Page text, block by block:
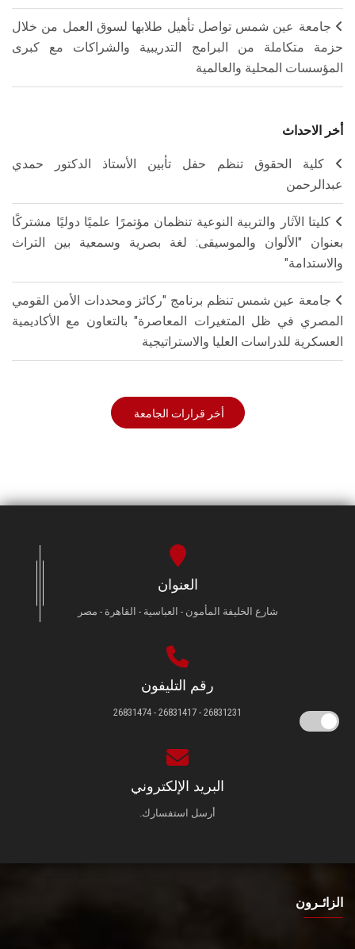
جامعة عين شمس تواصل تأهيل طلابها لسوق العمل من خلال
حزمة متكاملة من البرامج التدريبية والشراكات مع كبرى
المؤسسات المحلية والعالمية
أخر الاحداث
كلية الحقوق تنظم حفل تأبين الأستاذ الدكتور حمدي
عبدالرحمن
كليتا الآثار والتربية النوعية تنظمان مؤتمرًا علميًا دوليًا مشتركًا
بعنوان "الألوان والموسيقى: لغة بصرية وسمعية بين التراث
والاستدامة"
جامعة عين شمس تنظم برنامج "ركائز ومحددات الأمن القومي
المصري في ظل المتغيرات المعاصرة" بالتعاون مع الأكاديمية
العسكرية للدراسات العليا والاستراتيجية
أخر قرارات الجامعة
العنوان
شارع الخليفة المأمون - العباسية - القاهرة - مصر
رقم التليفون
26831231 - 26831417 - 26831474
البريد الإلكتروني
أرسل استفسارك.
الزائـرون